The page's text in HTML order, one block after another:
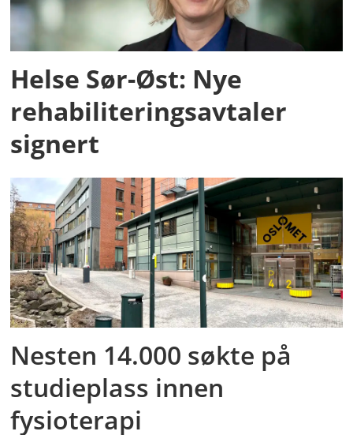
Helse Sør-Øst: Nye
rehabiliteringsavtaler
signert
Nesten 14.000 søkte på
studieplass innen
fysioterapi